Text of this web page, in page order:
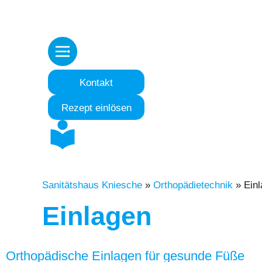
Kontakt
Rezept einlösen
Sanitätshaus Kniesche » Orthopädietechnik »
Einlagen
Orthopädische Einlagen für gesunde Füße